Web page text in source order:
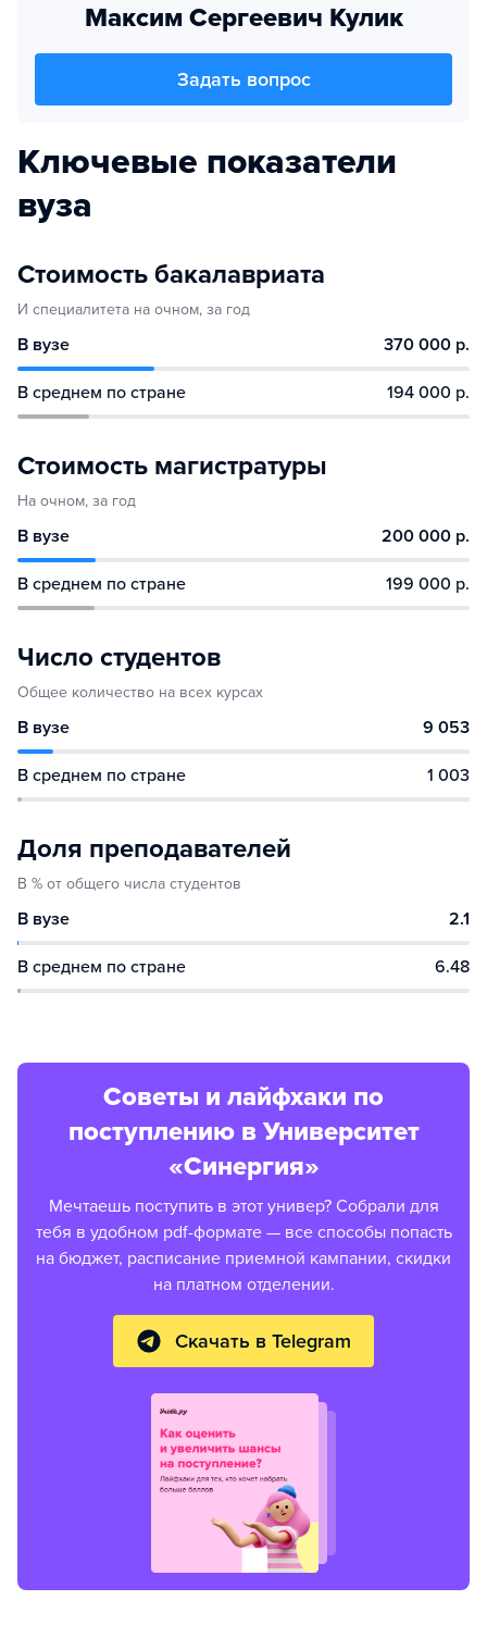
Максим Сергеевич Кулик
Задать вопрос
Ключевые показатели
вуза
Стоимость бакалавриата
И специалитета на очном, за год
В вузе 370 000 р.
В среднем по стране 194 000 р.
Стоимость магистратуры
На очном, за год
В вузе 200 000 р.
В среднем по стране 199 000 р.
Число студентов
Общее количество на всех курсах
В вузе 9 053
В среднем по стране 1 003
Доля преподавателей
В % от общего числа студентов
В вузе 2.1
В среднем по стране 6.48
Советы и лайфхаки по
поступлению в Университет
«Синергия»
Мечтаешь поступить в этот универ? Собрали для
тебя в удобном pdf-формате — все способы попасть
на бюджет, расписание приемной кампании, скидки
на платном отделении.
Скачать в Telegram